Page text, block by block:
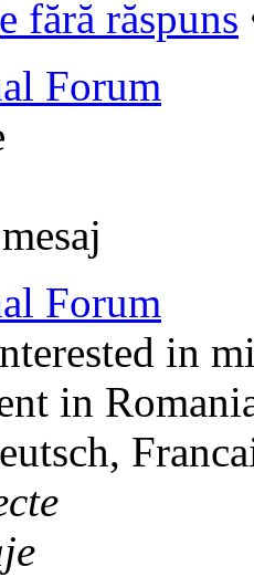
fără răspuns
Forum
Forum
in
in